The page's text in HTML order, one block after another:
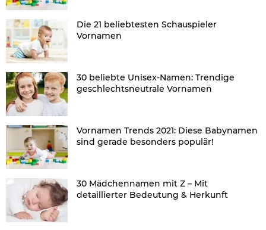
Die 21 beliebtesten Schauspieler
Vornamen
30 beliebte Unisex-Namen: Trendige
geschlechtsneutrale Vornamen
Vornamen Trends 2021: Diese Babynamen
sind gerade besonders populär!
30 Mädchennamen mit Z – Mit
detaillierter Bedeutung & Herkunft